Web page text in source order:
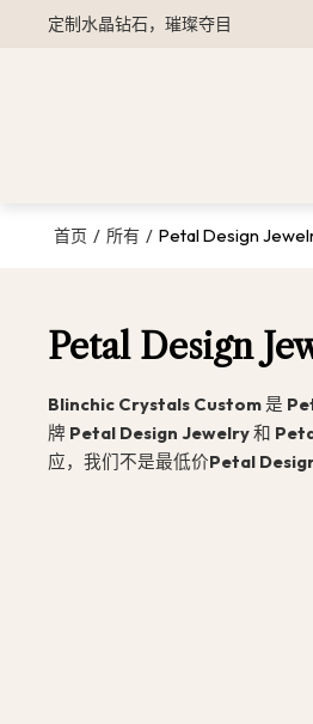
定制水晶钻石，璀璨夺目
首页 / 所有 / Petal Design
Petal Design
Blinchic Crystals Custom是
牌 Petal Design Jewelry和
应，我们不是最低价Petal